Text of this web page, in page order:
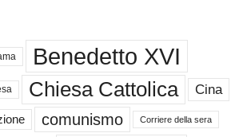
Benedetto XVI
Chiesa Cattolica Cina
comunismo Corriere della sera